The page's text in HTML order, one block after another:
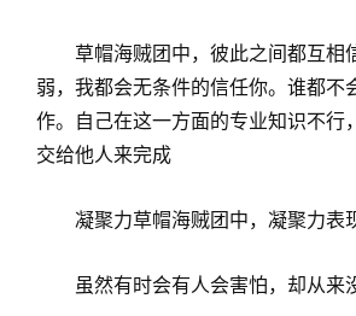
草帽海贼团中，彼此之间都互相
弱，我都会无条件的信任你。谁都不
作。自己在这一方面的专业知识不行
交给他人来完成
凝聚力草帽海贼团中，凝聚力表
虽然有时会有人会害怕，却从来